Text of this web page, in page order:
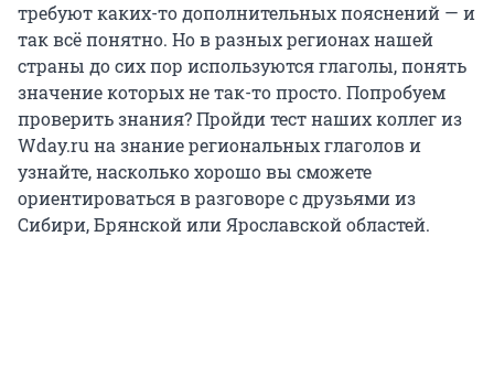
требуют каких-то дополнительных пояснений — и
так всё понятно. Но в разных регионах нашей
страны до сих пор используются глаголы, понять
значение которых не так-то просто. Попробуем
проверить знания? Пройди тест наших коллег из
Wday.ru на знание региональных глаголов и
узнайте, насколько хорошо вы сможете
ориентироваться в разговоре с друзьями из
Сибири, Брянской или Ярославской областей.